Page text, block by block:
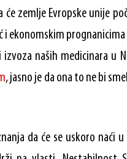
zemlje Evropske unije
i ekonomskim
naših medicinara u
, jasno je da ona to ne bi
da će se uskoro naći